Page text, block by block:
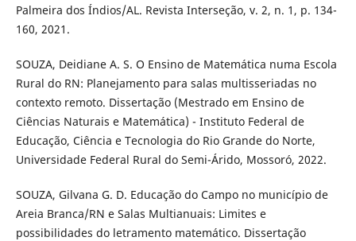
Palmeira dos Índios/AL. Revista Interseção, v. 2, n. 1, p. 134-
160, 2021.
SOUZA, Deidiane A. S. O Ensino de Matemática numa Escola
Rural do RN: Planejamento para salas multisseriadas no
contexto remoto. Dissertação (Mestrado em Ensino de
Ciências Naturais e Matemática) - Instituto Federal de
Educação, Ciência e Tecnologia do Rio Grande do Norte,
Universidade Federal Rural do Semi-Árido, Mossoró, 2022.
SOUZA, Gilvana G. D. Educação do Campo no município de
Areia Branca/RN e Salas Multianuais: Limites e
possibilidades do letramento matemático. Dissertação